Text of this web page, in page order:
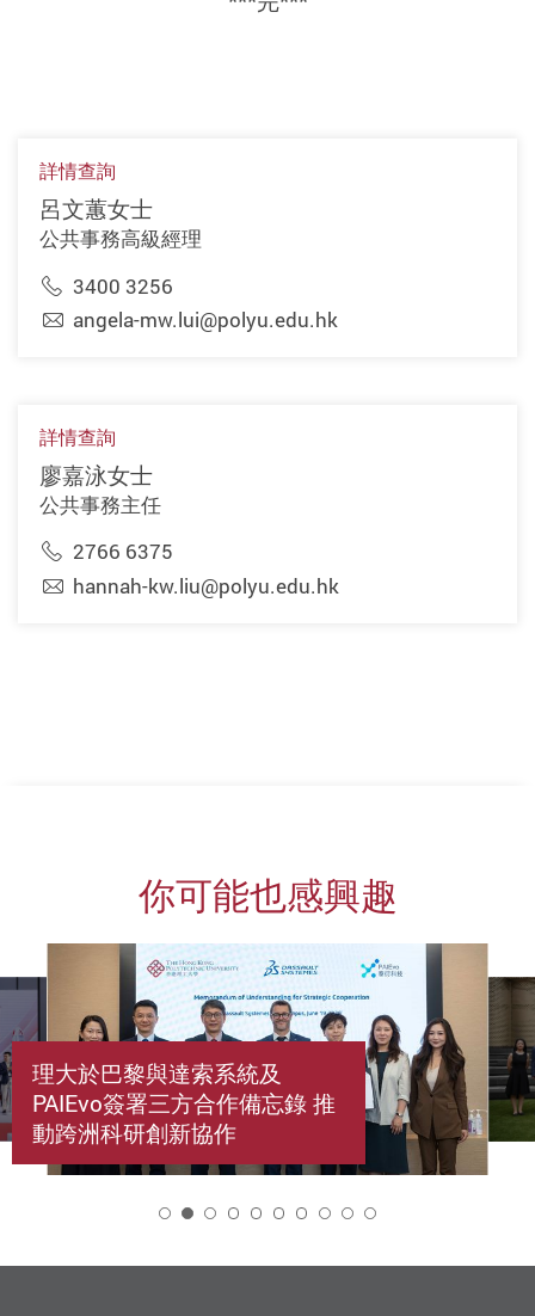
詳情查詢
呂文蕙女士
公共事務高級經理
3400 3256
angela-mw.lui@polyu.edu.hk
詳情查詢
廖嘉泳女士
公共事務主任
2766 6375
hannah-kw.liu@polyu.edu.hk
你可能也感興趣
理大於巴黎與達索系統及
PAIEvo簽署三方合作備忘錄 推
動跨洲科研創新協作